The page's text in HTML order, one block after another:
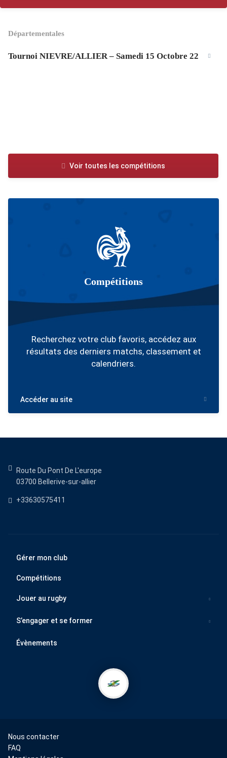
Départementales
Tournoi NIEVRE/ALLIER – Samedi 15 Octobre 22
Voir toutes les compétitions
Compétitions
Recherchez votre club favoris, accédez aux
résultats des derniers matchs, classement et
calendriers.
Accéder au site
Route Du Pont De L'europe
03700 Bellerive-sur-allier
+33630575411
Gérer mon club
Compétitions
Jouer au rugby
S’engager et se former
Évènements
Nous contacter
FAQ